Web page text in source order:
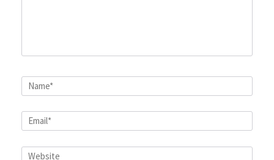
Name*
Email*
Website